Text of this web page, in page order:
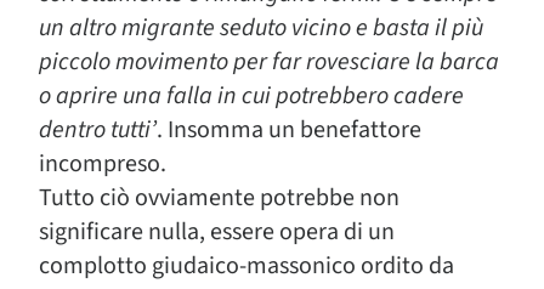
un altro migrante seduto vicino e basta il più
piccolo movimento per far rovesciare la barca
o aprire una falla in cui potrebbero cadere
dentro tutti’. Insomma un benefattore
incompreso.
Tutto ciò ovviamente potrebbe non
significare nulla, essere opera di un
complotto giudaico-massonico ordito da